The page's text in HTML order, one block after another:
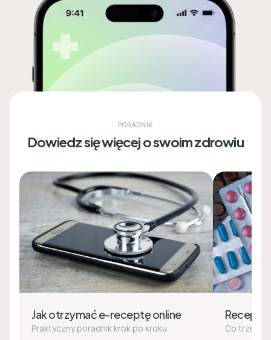
PORADNIK
Dowiedz się więcej o swoim zdrowiu
Jak otrzymać e-receptę online
Praktyczny poradnik krok po kroku
Recepta
Co trzeba